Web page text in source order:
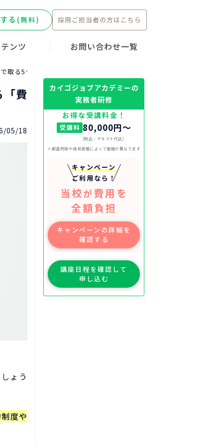
る (無料) 採用ご担当者の方はこちら
ンツ
ャンペー
ストーリ
お問い合わせ一覧
取る5つの方法！働きながら使える「費用免除制度」を徹底解説
費
05/18
ょう
度や
カイゴジョブアカデミーの
実務者研修
お得な受講料金！
受講料 80,000円〜
(税込・テキスト代込)
※都道府県や保有資格によって価格が異なります
キャンペーン
ご利用なら！
当校が費用を
全額負担
キャンペーンの詳細を
確認する
講座日程を確認して
申し込む